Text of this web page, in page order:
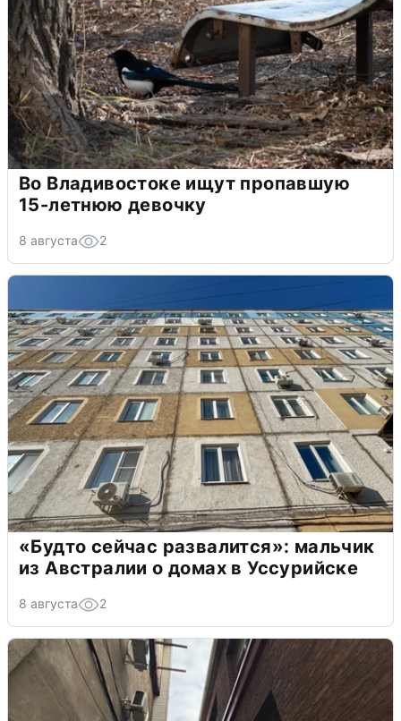
Во Владивостоке ищут пропавшую
15-летнюю девочку
8 августа 2
«Будто сейчас развалится»: мальчик
из Австралии о домах в Уссурийске
8 августа 2